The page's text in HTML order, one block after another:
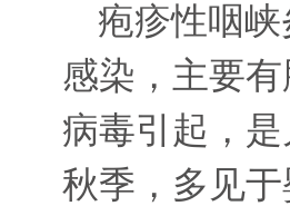
疱疹性咽
感染，主要
病毒引起，
秋季，多见